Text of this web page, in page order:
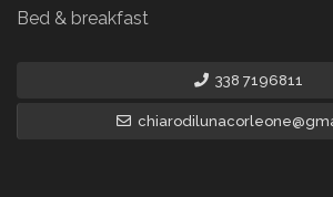
Bed & breakfast
338 7196811